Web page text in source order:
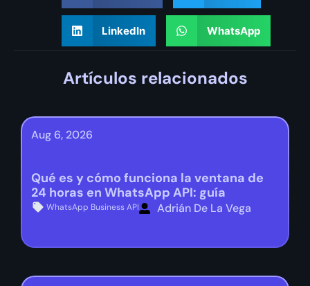
LinkedIn WhatsApp
Artículos relacionados
Aug 6, 2026
Qué es y cómo funciona la ventana de
24 horas en WhatsApp API: guía
WhatsApp Business API Adrián De La Vega